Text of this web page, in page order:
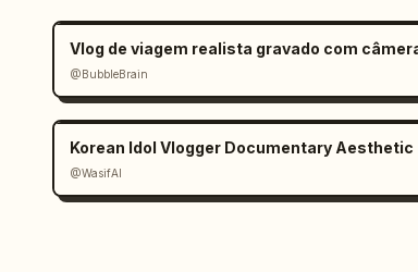
@BubbleBrain
Korean Idol Vlogger Documentary Aesthetic
@WasifAI